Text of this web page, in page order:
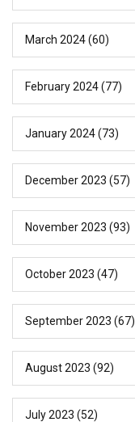
March 2024(60)
February 2024(77)
January 2024(73)
December 2023 (57)
November 2023 (93)
October 2023 (47)
September 2023 (67)
August 2023 (92)
July 2023 (52)